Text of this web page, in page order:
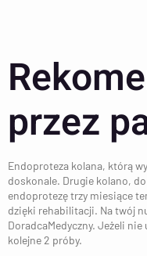
przez
Endoproteza kolana, którą
doskonale. Drugie kolano,
endoprotezę trzy miesiące
dzięki rehabilitacji. Na twój
DoradcaMedyczny. Jeżeli
kolejne 2 próby.